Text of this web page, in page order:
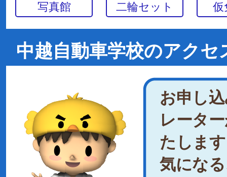
写真館 二輪セット 仮
中越自動車学校のアクセ
お申し
レータ
たしま
気にな